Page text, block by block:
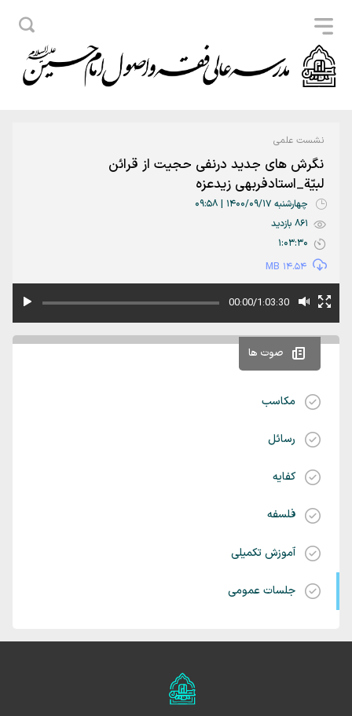
صوت ها
مکاسب
رسائل
کفایه
فلسفه
آموزش تکمیلی
جلسات عمومی
نشست علمی
نگرش های جدید درنفی حجیت از قرائن
لبیّة_استادفربهی زیدعزه
چهارشنبه 1400/09/17 | 09:58
861 بازدید
1:03:30
14.54 MB
00:00/1:03:30